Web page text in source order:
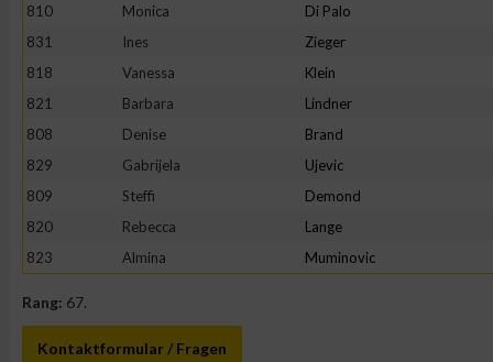
810
Monica Di Palo
831
Ines Zieger
818
Vanessa Klein
821
Barbara Lindner
808
Denise Brand
829
Gabrijela Ujevic
809
Steffi Demond
820
Rebecca Lange
823
Almina Muminovic
Rang: 67.
Kontaktformular / Fragen